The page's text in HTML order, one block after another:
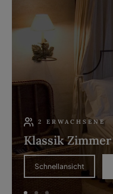
2 ERWACHSENE
Klassik Zimmer
Schnellansicht